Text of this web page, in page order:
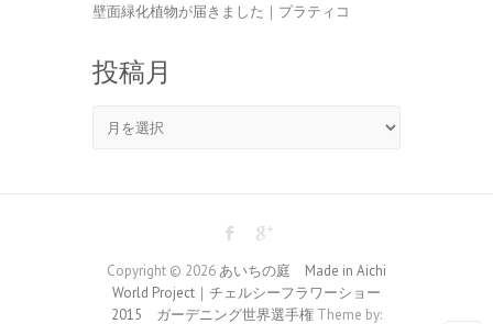
壁面緑化植物が届きました｜プラティコ
投稿月
Copyright © 2026あいちの庭 Made in Aichi
World Project｜チェルシーフラワーショー
2015 ガーデニング世界選手権 Theme by: